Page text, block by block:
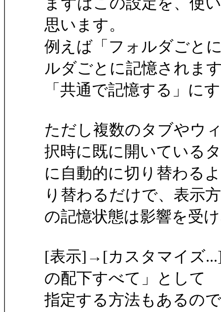
思います。
例えば「フォルダごと
ルダごとに記憶されま
「共通で記憶する」に
ただし複数のタブやウ
択時に既に開いている
に自動的に切り替わる
り替わるだけで、表示
の記憶状態は影響を受
[表示]→[カスタマイズ
の配下すべて」として
指定する方法もあるの